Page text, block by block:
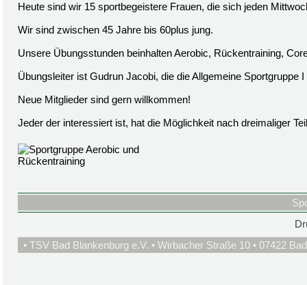
Heute sind wir 15 sportbegeistere Frauen, die sich jeden
Wir sind zwischen 45 Jahre bis 60plus jung.
Unsere Übungsstunden beinhalten Aerobic, Rückentraining,
Übungsleiter ist Gudrun Jacobi, die die Allgemeine Sportgruppe
Neue Mitglieder sind gern willkommen!
Jeder der interessiert ist, hat die Möglichkeit nach dreimaliger
• TSV Bad Blankenburg e.V. • Wirbacher Straße 10 • 07422